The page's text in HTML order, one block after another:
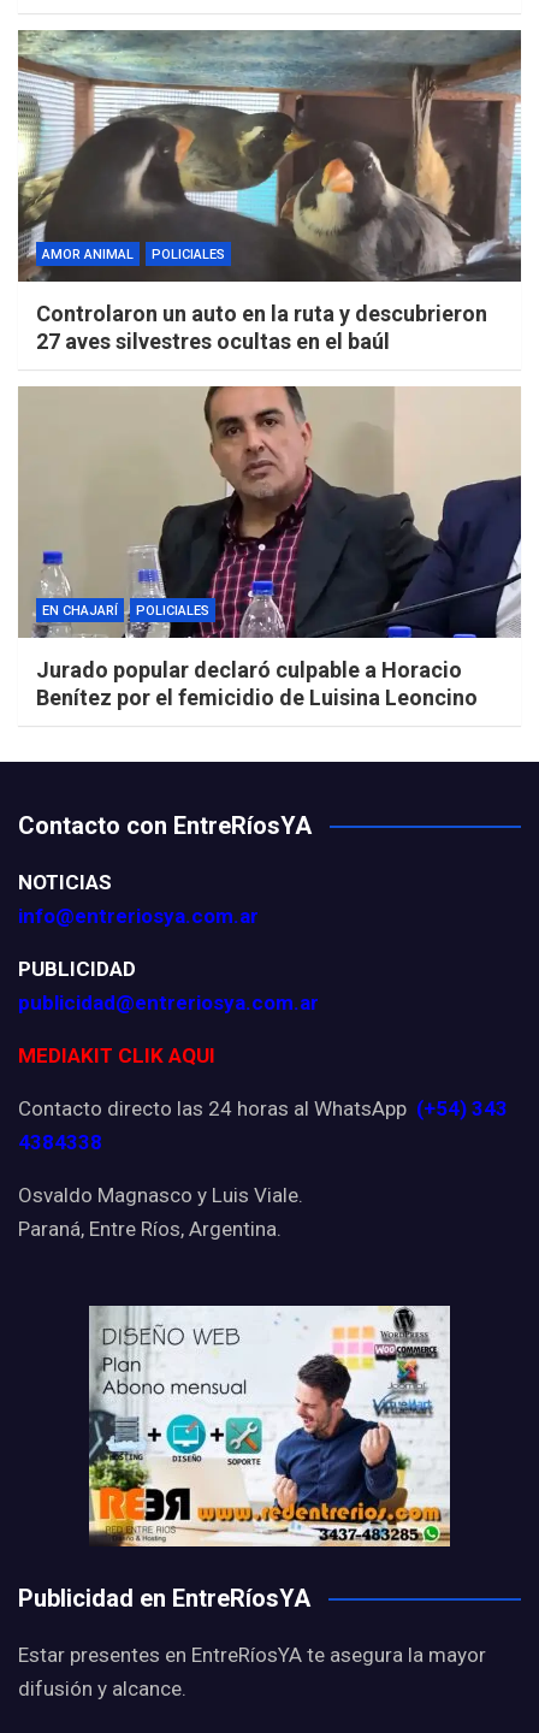
AMOR ANIMAL POLICIALES
Controlaron un auto en la ruta y descubrieron
27 aves silvestres ocultas en el baúl
EN CHAJARÍ POLICIALES
Jurado popular declaró culpable a Horacio
Benítez por el femicidio de Luisina Leoncino
Contacto con EntreRíosYA
NOTICIAS
info@entreriosya.com.ar
PUBLICIDAD
publicidad@entreriosya.com.ar
MEDIAKIT CLIK AQUI
Contacto directo las 24 horas al WhatsApp (+54) 343
4384338
Osvaldo Magnasco y Luis Viale.
Paraná, Entre Ríos, Argentina.
Publicidad en EntreRíosYA
Estar presentes en EntreRíosYA te asegura la mayor
difusión y alcance.